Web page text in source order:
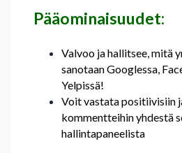
Pääominaisuudet:
Valvoo ja hallitsee, mitä
sanotaanGooglessa
Yelpissä!
Voit vastata positiivisiin
kommentteihin yhdestä
hallintapaneelista